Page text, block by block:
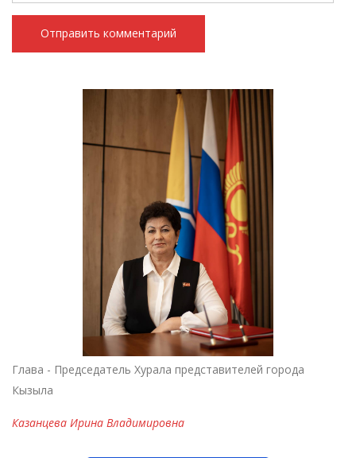
Глава - Председатель Хурала представителей города
Кызыла
Казанцева Ирина Владимировна